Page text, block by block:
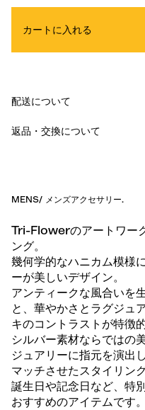
カートに入れる
配送について
返品・交換について
MENS/ メンズアクセサリー.
Tri-Flowerのアートワー
ング。
幾何学的なハニカム模様
ーが美しいデザイン。
アンティークな風合いを
と、華やかさとラグジュ
キのコントラストが特徴
シルバー素材ならではの
ジュアリーに指元を演出
マッチさせたスタイリン
誕生日や記念日など、特
おすすめのアイテムです。